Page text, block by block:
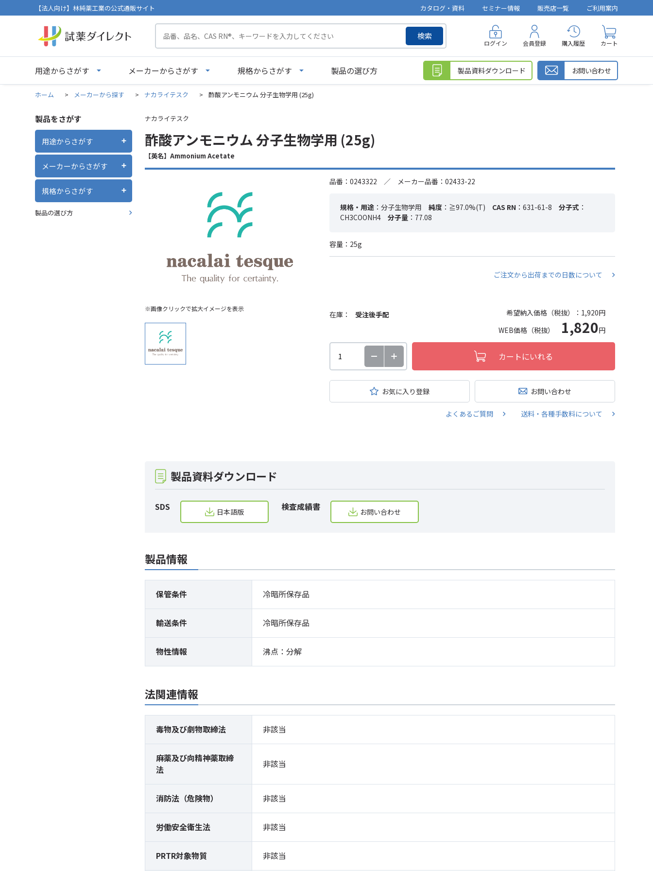
【法人向け】林純薬工業の公式通販サイト カタログ・資料 セミナー情報 販売店一覧 ご利用案内
検索
ログイン 会員登録 購入履歴 カート
用途からさがす メーカーからさがす 規格からさがす 製品の選び方 製品資料ダウンロード お問い合わせ
ホーム > メーカーから探す > ナカライテスク > 酢酸アンモニウム 分子生物学用 (25g)
製品をさがす
用途からさがす
メーカーからさがす
規格からさがす
製品の選び方
ナカライテスク
酢酸アンモニウム 分子生物学用 (25g)
【英名】Ammonium Acetate
※画像クリックで拡大イメージを表示
品番：0243322 ／ メーカー品番：02433-22
規格・用途 ：分子生物学用 純度 ：≧97.0%(T) CAS RN ：631-61-8 分子式 ：
CH3COONH4
分子量 ：77.08
容量：25g
ご注文から出荷までの日数について
在庫： 受注後手配 希望納入価格（税抜）： 1,920円
WEB価格（税抜） 1,820円
カートにいれる
お気に入り登録 お問い合わせ
よくあるご質問 送料・各種手数料について
製品資料ダウンロード
SDS 日本語版 検査成績書 お問い合わせ
製品情報
保管条件 冷暗所保存品
輸送条件 冷暗所保存品
物性情報 沸点：分解
法関連情報
毒物及び劇物取締法 非該当
麻薬及び向精神薬取締
法
非該当
消防法（危険物） 非該当
労働安全衛生法 非該当
PRTR対象物質 非該当